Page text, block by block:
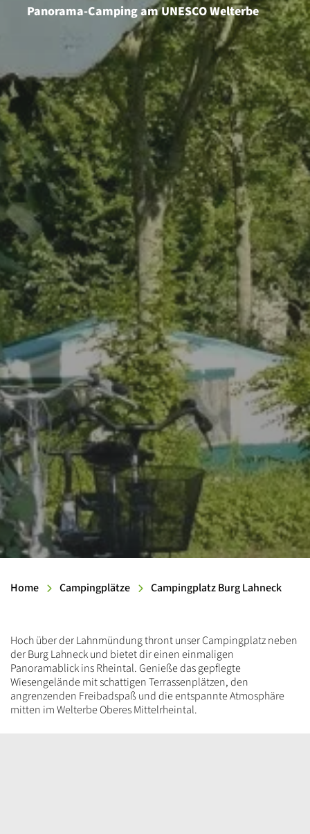
Panorama-Camping am UNESCO Welterbe
Home Campingplätze Campingplatz Burg Lahneck
Einleitung
Hoch über der Lahnmündung thront unser Campingplatz neben
der Burg Lahneck und bietet dir einen einmaligen
Panoramablick ins Rheintal. Genieße das gepflegte
Wiesengelände mit schattigen Terrassenplätzen, den
angrenzenden Freibadspaß und die entspannte Atmosphäre
mitten im Welterbe Oberes Mittelrheintal.